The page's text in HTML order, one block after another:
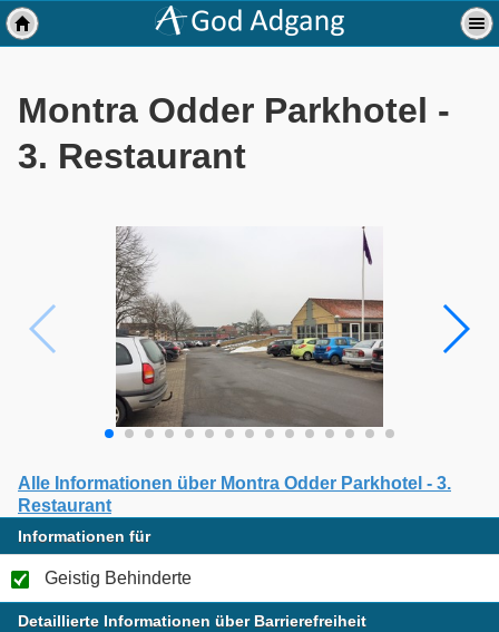
Montra Odder Parkhotel -
3. Restaurant
Alle Informationen über Montra Odder Parkhotel - 3.
Restaurant
Informationen für
Geistig Behinderte
Detaillierte Informationen über Barrierefreiheit